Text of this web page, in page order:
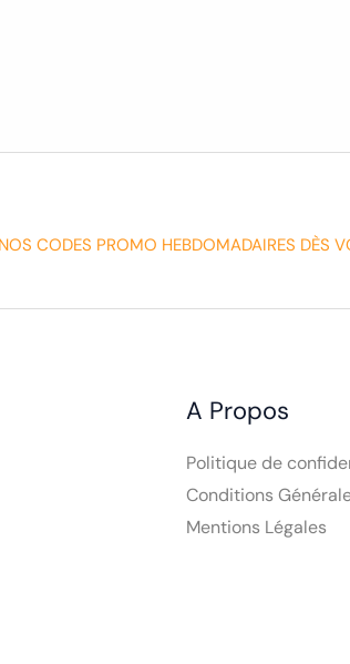
CODES PROMO HEBDOMADAIRES DÈS
A Propos
Politique de
Conditions
Mentions Légales